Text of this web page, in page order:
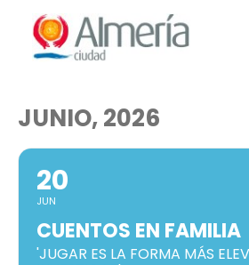
Nota:
este
incluye
un
sistema
accesibilidad.
PREPARA TU VIAJE
QUÉ HACER
EVENTOS
NOTICIAS
JUNIO, 2026
20
JUN
CUENTOS EN FAMILIA
'JUGAR ES LA FORMA MÁS